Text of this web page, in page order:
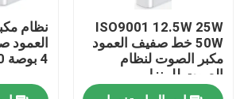
ISO9001 12.5W 25W
50W خط صفيف العمود
مكبر الصوت لنظام
الصوت للمنزل
نظام
العمود
4 بوصة 100 واط 8 أوم